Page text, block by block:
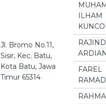
Jl. Bromo No.11,
Sisir, Kec. Batu,
Kota Batu, Jawa
Timur 65314
ILHAM
FAREL